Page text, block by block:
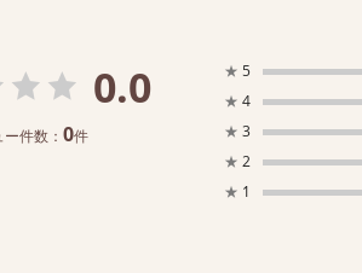
0.0
件数： 0件
★ 5
★ 4
★ 3
★ 2
★ 1